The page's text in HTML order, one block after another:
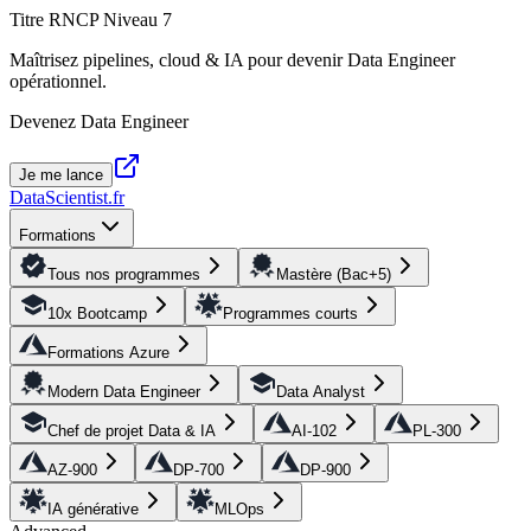
Titre RNCP Niveau 7
Maîtrisez pipelines, cloud & IA pour devenir Data Engineer
opérationnel.
Devenez Data Engineer
Je me lance
DataScientist.fr
Formations
Tous nos programmes Mastère (Bac+5)
10x Bootcamp Programmes courts
Formations Azure
Modern Data Engineer Data Analyst
Chef de projet Data & IA AI-102 PL-300
AZ-900 DP-700 DP-900
IA générative MLOps